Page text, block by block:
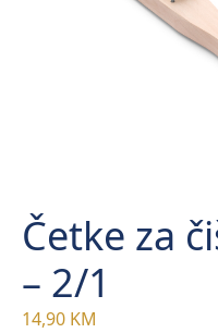
Četke za
– 2/1
14,90 KM